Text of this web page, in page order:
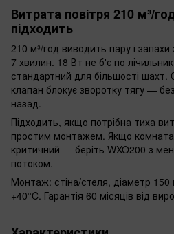
Витрата повітря 210 м³/
підходить
210 м³/год виводить пару і
7 хвилин. 18 Вт не б'є по
стандартний для більшості шахт.
клапан блокує зворотку тягу —
назад.
Підходить, якщо потрібна тиха
простим монтажем. Якщо
критичний — беріть WXO200 з
потоком.
Монтаж: стіна/стеля, діаметр
+40°C. Гарантія 60 місяців від